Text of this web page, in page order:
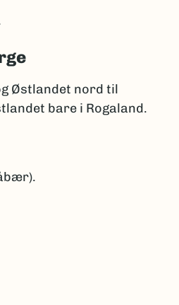
Østlandet nord til
bare i Rogaland.